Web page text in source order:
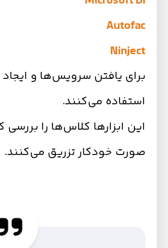
Autofac
Ninject
استفاده می‌کنند.
این ابزارها کلاس‌ها را
صورت خودکار تزریق می‌کنند.